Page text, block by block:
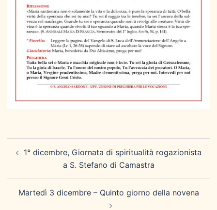
articolo
1° dicembre, Giornata di spiritualità rogazionista
a S. Stefano di Camastra
Martedì 3 dicembre – Quinto giorno della novena